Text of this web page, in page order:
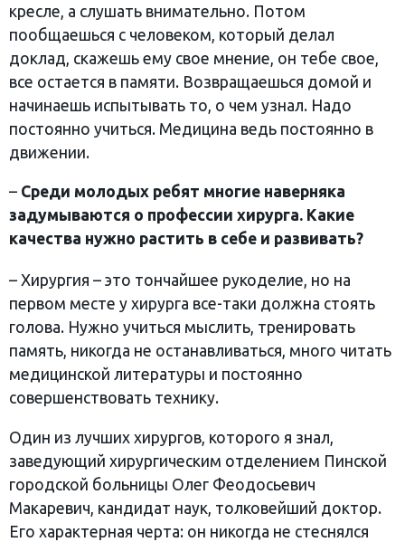
кресле, а слушать внимательно. Потом
пообщаешься с человеком, который делал
доклад, скажешь ему свое мнение, он тебе свое,
все остается в памяти. Возвращаешься домой и
начинаешь испытывать то, о чем узнал. Надо
постоянно учиться. Медицина ведь постоянно в
движении.
– Среди молодых ребят многие наверняка
задумываются о профессии хирурга. Какие
качества нужно растить в себе и развивать?
– Хирургия – это тончайшее рукоделие, но на
первом месте у хирурга все-таки должна стоять
голова. Нужно учиться мыслить, тренировать
память, никогда не останавливаться, много читать
медицинской литературы и постоянно
совершенствовать технику.
Один из лучших хирургов, которого я знал,
заведующий хирургическим отделением Пинской
городской больницы Олег Феодосьевич
Макаревич, кандидат наук, толковейший доктор.
Его характерная черта: он никогда не стеснялся